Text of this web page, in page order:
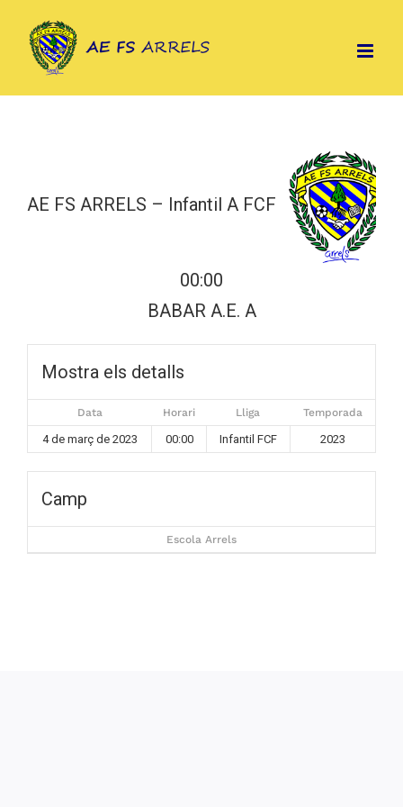
content
AE FS ARRELS – Infantil A FCF
00:00
BABAR A.E. A
Mostra els detalls
Data Horari Lliga Temporada
4 de març de 2023 00:00 Infantil FCF 2023
Camp
Escola Arrels